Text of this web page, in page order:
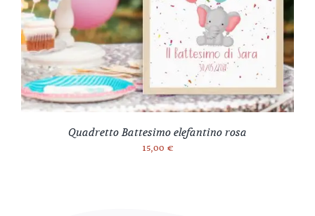
Quadretto Battesimo elefantino rosa
15,00 €